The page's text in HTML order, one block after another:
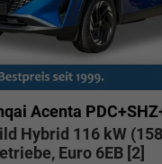
Acenta
Hybrid 116 kW
Euro 6EB [2]